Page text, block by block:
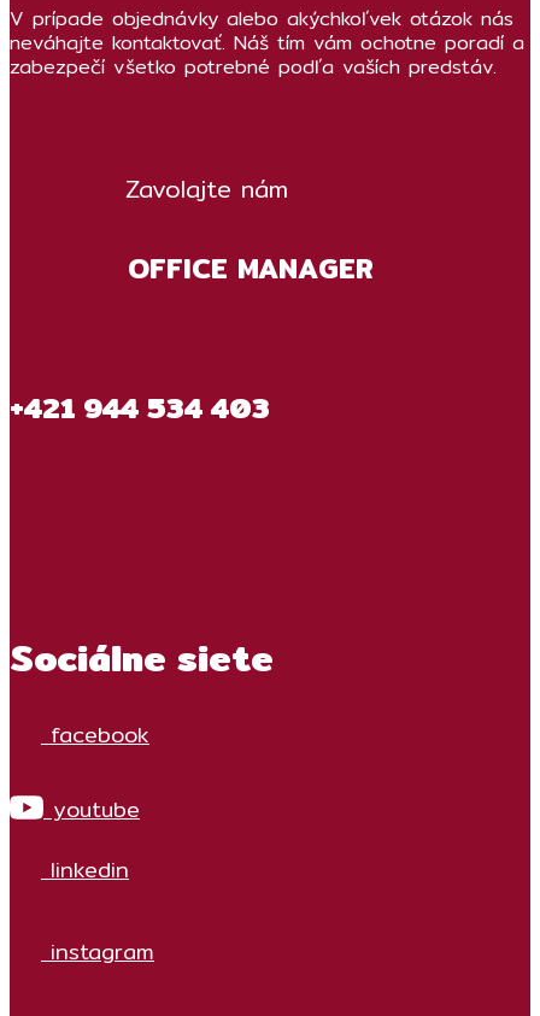
V prípade objednávky alebo akýchkoľvek otázok nás
neváhajte kontaktovať. Náš tím vám ochotne poradí a
zabezpečí všetko potrebné podľa vaších predstáv.
Zavolajte nám
OFFICE MANAGER
+421 944 534 403
Sociálne siete
facebook
youtube
linkedin
instagram